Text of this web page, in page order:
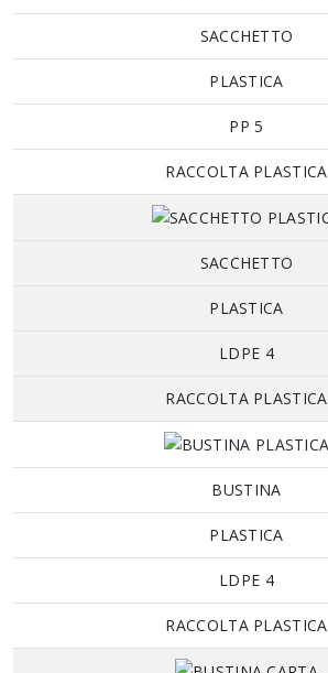
SACCHETTO
PLASTICA
PP 5
RACCOLTA PLASTICA
SACCHETTO
PLASTICA
LDPE 4
RACCOLTA PLASTICA
BUSTINA
PLASTICA
LDPE 4
RACCOLTA PLASTICA